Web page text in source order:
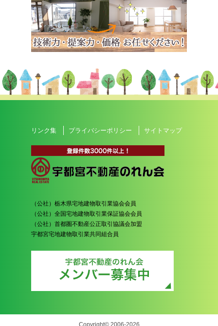
リンク集 プライバシーポリシー サイトマップ
（公社）栃木県宅地建物取引業協会会員
（公社）全国宅地建物取引業保証協会会員
（公社）首都圏不動産公正取引協議会加盟
宇都宮宅地建物取引業共同組合員